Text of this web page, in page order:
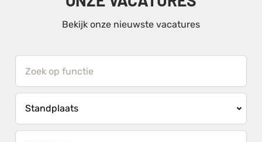
Bekijk onze nieuwste vacatures